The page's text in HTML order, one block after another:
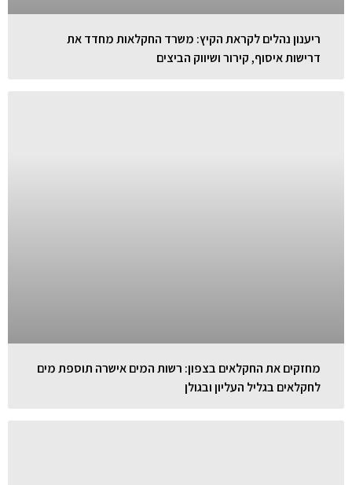
ריענון נהלים לקראת הקיץ: משרד החקלאות מחדד את
דרישות איסוף, קירור ושיווק הביצים
מחזקים את החקלאים בצפון: רשות המים אישרה תוספת מים
לחקלאים בגליל העליון ובגולן